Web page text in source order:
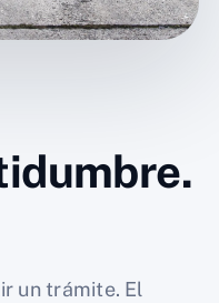
un trámite. El